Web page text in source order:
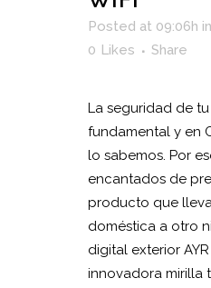
Posted at 09:06h in
0 Likes Share
La seguridad de
fundamental y en
lo sabemos. Por
encantados de
producto que
doméstica a otro
digital exterior AYR
innovadora mirilla